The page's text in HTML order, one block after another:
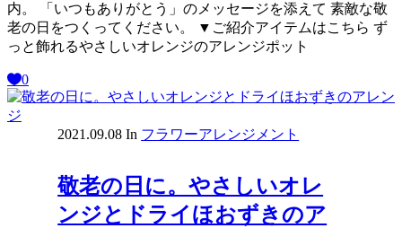
内。 「いつもありがとう」のメッセージを添えて 素敵な敬
老の日をつくってください。 ▼ご紹介アイテムはこちら ず
っと飾れるやさしいオレンジのアレンジポット
0
2021.09.08 In フラワーアレンジメント
敬老の日に。やさしいオレ
ンジとドライほおずきのア